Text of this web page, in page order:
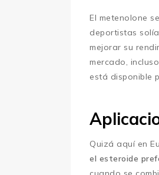
El metenolone
deportistas
mejorar su
mercado,
está disponible
Quizá aquí en
el esteroide